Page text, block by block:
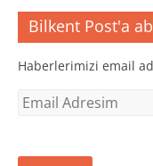
Bilkent Post'a
Haberlerimizi email
Email